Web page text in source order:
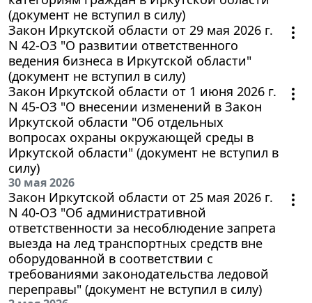
(документ не вступил в силу)
Закон Иркутской области от 29 мая 2026 г.
N 42-ОЗ "О развитии ответственного
ведения бизнеса в Иркутской области"
(документ не вступил в силу)
Закон Иркутской области от 1 июня 2026 г.
N 45-ОЗ "О внесении изменений в Закон
Иркутской области "Об отдельных
вопросах охраны окружающей среды в
Иркутской области" (документ не вступил в
силу)
30 мая 2026
Закон Иркутской области от 25 мая 2026 г.
N 40-ОЗ "Об административной
ответственности за несоблюдение запрета
выезда на лед транспортных средств вне
оборудованной в соответствии с
требованиями законодательства ледовой
переправы" (документ не вступил в силу)